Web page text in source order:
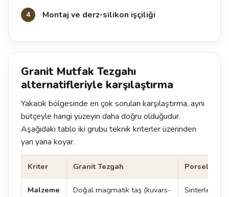
Montaj ve derz-silikon işçiliği
Granit Mutfak Tezgahı
alternatifleriyle karşılaştırma
Yakacık bölgesinde en çok sorulan karşılaştırma, aynı
bütçeyle hangi yüzeyin daha doğru olduğudur.
Aşağıdaki tablo iki grubu teknik kriterler üzerinden
yan yana koyar.
Kriter Granit Tezgah Porselen
Malzeme
Doğal magmatik taş (kuvars-
Sinterlenmiş